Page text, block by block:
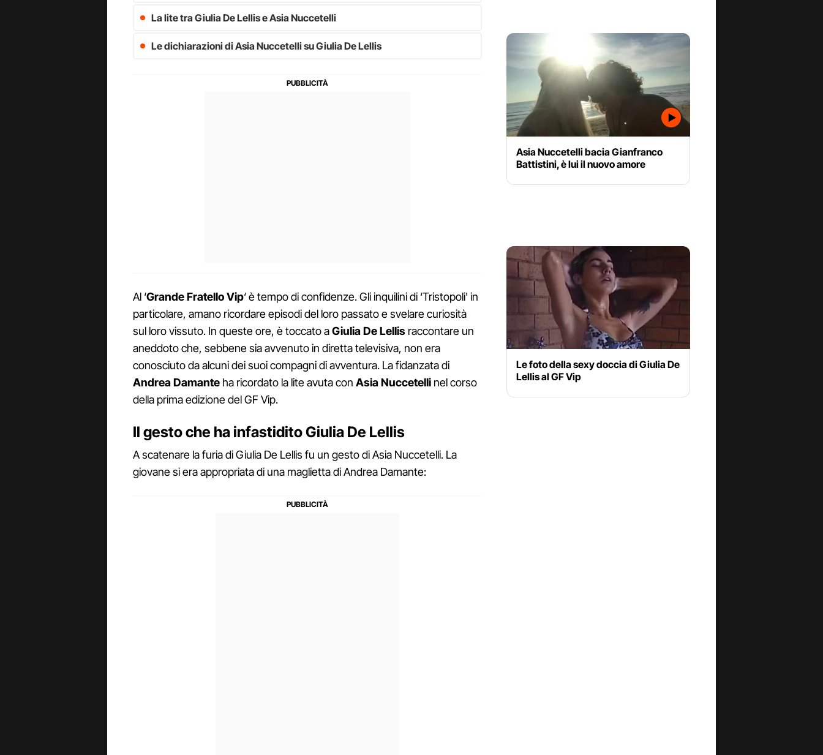
La lite tra Giulia De Lellis e Asia Nuccetelli
Le dichiarazioni di Asia Nuccetelli su Giulia De Lellis
Al ‘Grande Fratello Vip‘ è tempo di confidenze. Gli inquilini di ‘Tristopoli' in
particolare, amano ricordare episodi del loro passato e svelare curiosità
sul loro vissuto. In queste ore, è toccato aGiulia De Lellis raccontare un
aneddoto che, sebbene sia avvenuto in diretta televisiva, non era
conosciuto da alcuni dei suoi compagni di avventura. La fidanzata di
Andrea Damante ha ricordato la lite avuta con Asia Nuccetelli nel corso
della prima edizione del GF Vip.
Il gesto che ha infastidito Giulia De Lellis
A scatenare la furia di Giulia De Lellis fu un gesto di Asia Nuccetelli. La
giovane si era appropriata di una maglietta di Andrea Damante:
Asia Nuccetelli bacia Gianfranco
Battistini, è lui il nuovo amore
Le foto della sexy doccia di Giulia De
Lellis al GF Vip